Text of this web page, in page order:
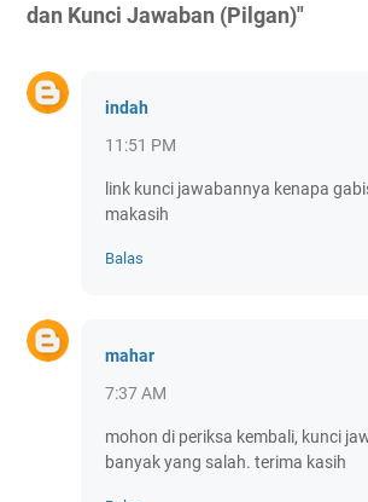
dan Kunci Jawaban (Pilgan)"
indah
11:51 PM
link kunci jawabannya kenapa
makasih
Balas
mahar
7:37 AM
mohon di periksa kembali, kunci
banyak yang salah. terima kasih